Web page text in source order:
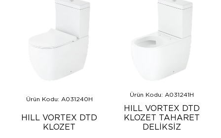
Ürün Kodu: A031240H
HILL VORTEX DTD
KLOZET
Ürün Kodu: A031241H
HILL VORTEX DTD
KLOZET TAHARET
DELİKSİZ